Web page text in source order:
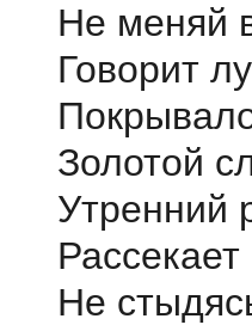
Не меняй
Говорит
Золотой
Утренний
Не